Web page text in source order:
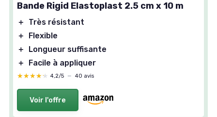
Bande Rigid Elastoplast 2.5 cm x 10 m
＋
Très résistant
＋
Flexible
＋
Longueur suffisante
＋
Facile à appliquer
★★★★★
★★★★★ 4,2/5 — 40 avis
Voir l'offre